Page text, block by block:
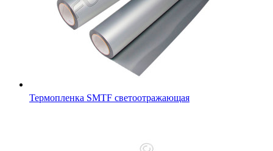
Термопленка SMTF светоотражающая